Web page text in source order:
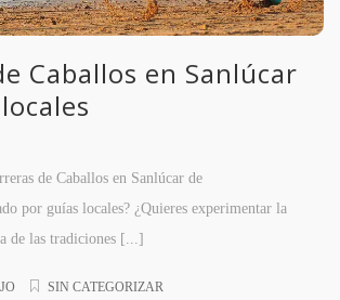
Caballos en Sanlúcar
de Caballos en Sanlúcar de
por guías locales? ¿Quieres experimentar la
de las tradiciones [...]
SIN CATEGORIZAR